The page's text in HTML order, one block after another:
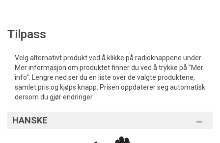
Tilpass
Velg alternativt produkt ved å klikke på radioknappene under.
Mer informasjon om produktet finner du ved å trykke på "Mer
info". Lengre ned ser du en liste over de valgte produktene,
samlet pris og kjøps knapp. Prisen oppdaterer seg automatisk
dersom du gjør endringer.
HANSKE